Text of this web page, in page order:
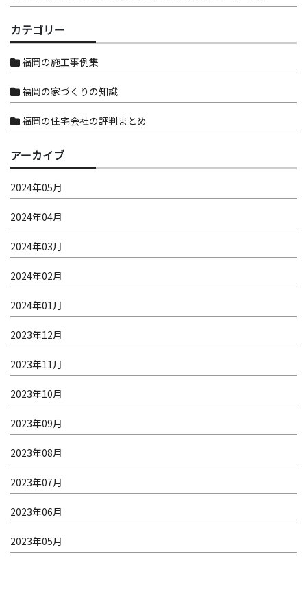
カテゴリー
福岡の施工事例集
福岡の家づくりの知識
福岡の住宅会社の評判まとめ
アーカイブ
2024年05月
2024年04月
2024年03月
2024年02月
2024年01月
2023年12月
2023年11月
2023年10月
2023年09月
2023年08月
2023年07月
2023年06月
2023年05月